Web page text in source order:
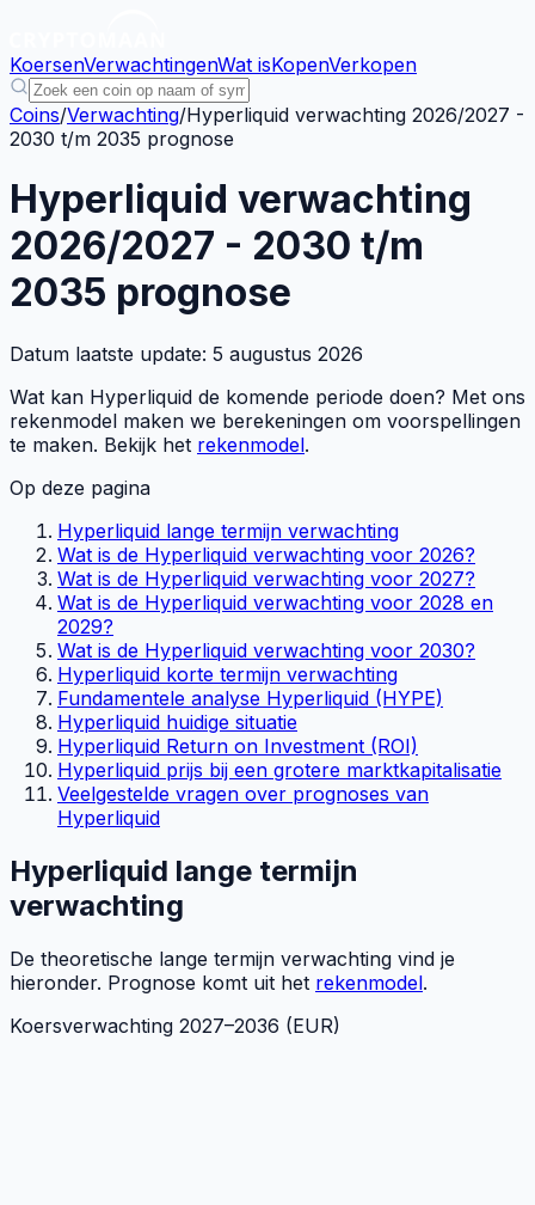
KoersenVerwachtingenWat isKopenVerkopen
Coins/Verwachting/Hyperliquid verwachting 2026/2027 -
2030 t/m 2035 prognose
Hyperliquid verwachting
2026/2027 - 2030 t/m
2035 prognose
Datum laatste update: 5 augustus 2026
Wat kan Hyperliquid de komende periode doen? Met ons
rekenmodel maken we berekeningen om voorspellingen
te maken. Bekijk het rekenmodel.
Op deze pagina
Hyperliquid lange termijn verwachting
Wat is de Hyperliquid verwachting voor 2026?
Wat is de Hyperliquid verwachting voor 2027?
Wat is de Hyperliquid verwachting voor 2028 en
2029?
Wat is de Hyperliquid verwachting voor 2030?
Hyperliquid korte termijn verwachting
Fundamentele analyse Hyperliquid (HYPE)
Hyperliquid huidige situatie
Hyperliquid Return on Investment (ROI)
Hyperliquid prijs bij een grotere marktkapitalisatie
Veelgestelde vragen over prognoses van
Hyperliquid
Hyperliquid lange termijn
verwachting
De theoretische lange termijn verwachting vind je
hieronder. Prognose komt uit het rekenmodel.
Koersverwachting 2027–2036 (EUR)